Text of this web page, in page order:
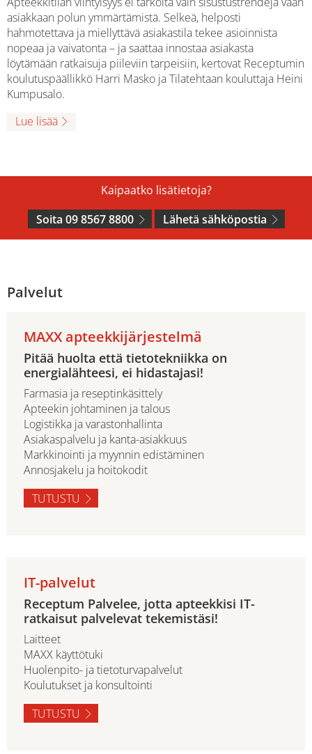
asiakkaan polun ymmärtämistä. Selkeä, helposti
hahmotettava ja miellyttävä asiakastila tekee asioinnista
nopeaa ja vaivatonta – ja saattaa innostaa asiakasta
löytämään ratkaisuja piileviin tarpeisiin, kertovat Receptumin
koulutuspäällikkö Harri Masko ja Tilatehtaan kouluttaja Heini
Kumpusalo.
Lue lisää
Kaipaatko lisätietoja?
Soita 09 8567 8800
Lähetä sähköpostia
Palvelut
MAXX apteekkijärjestelmä
Pitää huolta että tietotekniikka on
energialähteesi, ei hidastajasi!
Farmasia ja reseptinkäsittely
Apteekin johtaminen ja talous
Logistikka ja varastonhallinta
Asiakaspalvelu ja kanta-asiakkuus
Markkinointi ja myynnin edistäminen
Annosjakelu ja hoitokodit
TUTUSTU
IT-palvelut
Receptum Palvelee, jotta apteekkisi IT-
ratkaisut palvelevat tekemistäsi!
Laitteet
MAXX käyttötuki
Huolenpito- ja tietoturvapalvelut
Koulutukset ja konsultointi
TUTUSTU